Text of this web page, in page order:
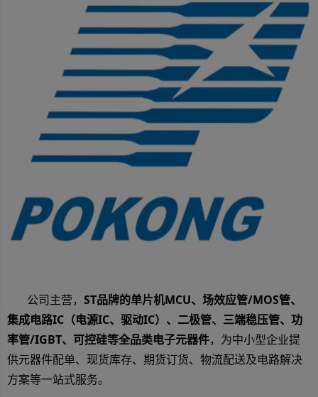
公司主营， ST品牌的单片机MCU、场效应管/MOS管、
集成电路IC（电源IC、驱动IC）、二极管、三端稳压管、功
率管/IGBT、可控硅等全品类电子元器件，为中小型企业提
供元器件配单、现货库存、期货订货、物流配送及电路解决
方案等一站式服务。